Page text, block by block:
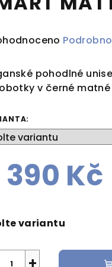
pohodlné
v černé
390 Kč
variantu